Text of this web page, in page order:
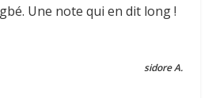
Une note qui en dit long !
sidore A.